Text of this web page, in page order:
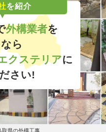
を紹介
外構業者を
ら
クステリアに
さい!
取県の外構工事